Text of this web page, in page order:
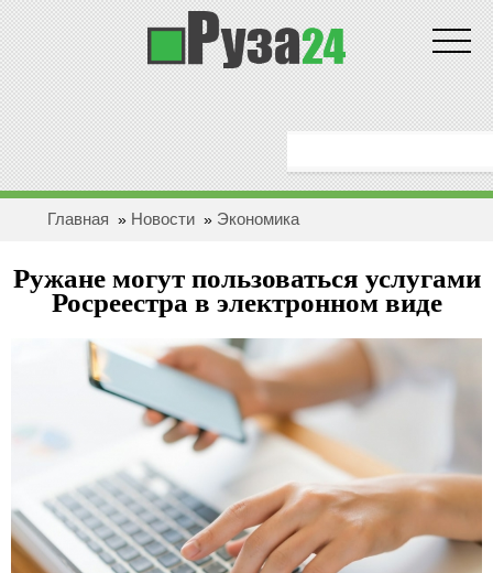
Новости
ЗДОРОВЬЕ
ПОЛИТИКА
ЭКОНОМИКА
БЕЗОПАСНОСТЬ
ПРОИCШЕСТВИЯ
АФИША
Главная » Новости » Экономика
Ружане могут пользоваться услугами
Росреестра в электронном виде